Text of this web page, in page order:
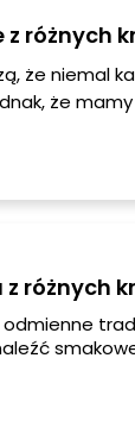
różnych
że niemal
że
różnych